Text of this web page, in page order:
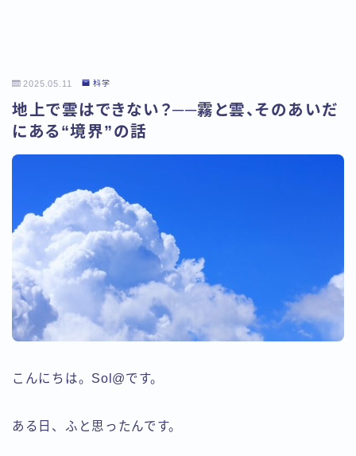
2025.05.11 科学
地上で雲はできない？──霧と雲、そのあいだ
にある“境界”の話
こんにちは。Sol@です。
ある日、ふと思ったんです。